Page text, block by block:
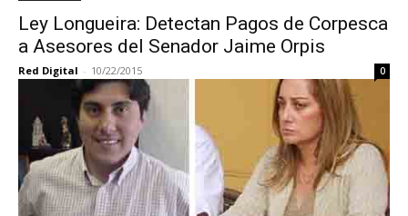
Ley Longueira: Detectan Pagos de Corpesca
a Asesores del Senador Jaime Orpis
Red Digital - 10/22/2015 0